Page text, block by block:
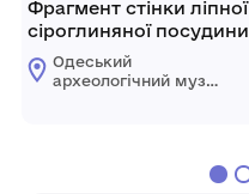
Фрагмент стінки ліпної
сіроглиняної посудини
Одеський
археологічний музей